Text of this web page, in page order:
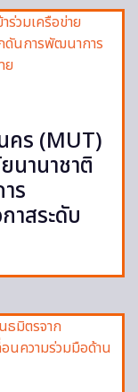
คร (MUT)
นานาชาติ
ร
าสระดับ